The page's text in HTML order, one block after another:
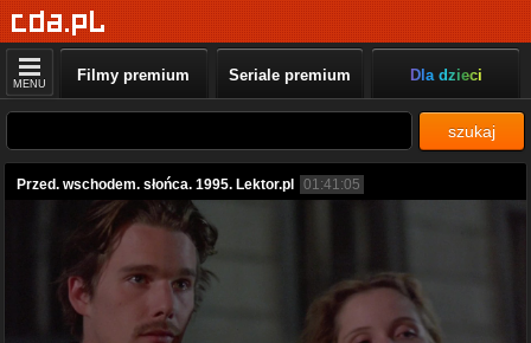
MENU Filmy premium Seriale premium Dla dzieci
szukaj
Przed. wschodem. słońca. 1995. Lektor.pl 01:41:05